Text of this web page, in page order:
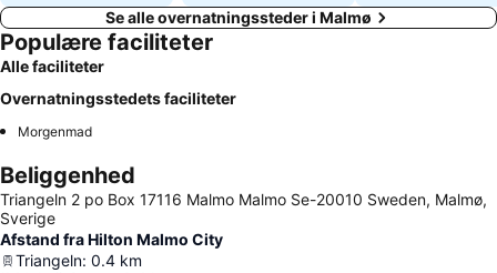
Se alle overnatningssteder i Malmø
Populære faciliteter
Alle faciliteter
Overnatningsstedets faciliteter
Morgenmad
Beliggenhed
Triangeln 2 po Box 17116 Malmo Malmo Se-20010 Sweden, Malmø,
Sverige
Afstand fra Hilton Malmo City
Triangeln: 0.4 km